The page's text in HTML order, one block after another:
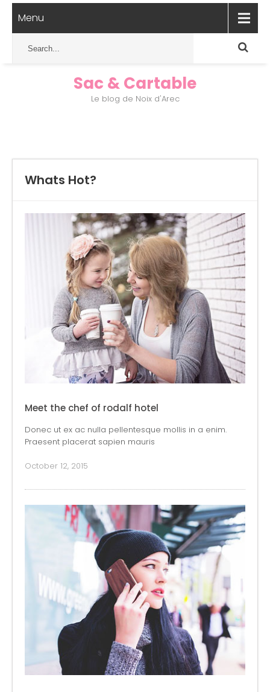
Menu
Sac & Cartable
Le blog de Noix d'Arec
Whats Hot?
Meet the chef of rodalf hotel
Donec ut ex ac nulla pellentesque mollis in a enim.
Praesent placerat sapien mauris
October 12, 2015